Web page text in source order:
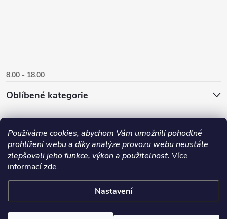
Používáme cookies, abychom Vám umožnili pohodlné
prohlížení webu a díky analýze provozu webu neustále
zlepšovali jeho funkce, výkon a použitelnost. Více
informacízde.
Nastavení
8.00 - 18.00
Oblíbené kategorie
cookies